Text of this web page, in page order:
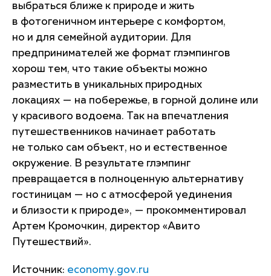
выбраться ближе к природе и жить
в фотогеничном интерьере с комфортом,
но и для семейной аудитории. Для
предпринимателей же формат глэмпингов
хорош тем, что такие объекты можно
разместить в уникальных природных
локациях — на побережье, в горной долине или
у красивого водоема. Так на впечатления
путешественников начинает работать
не только сам объект, но и естественное
окружение. В результате глэмпинг
превращается в полноценную альтернативу
гостиницам — но с атмосферой уединения
и близости к природе», — прокомментировал
Артем Кромочкин, директор «Авито
Путешествий».
Источник: economy.gov.ru